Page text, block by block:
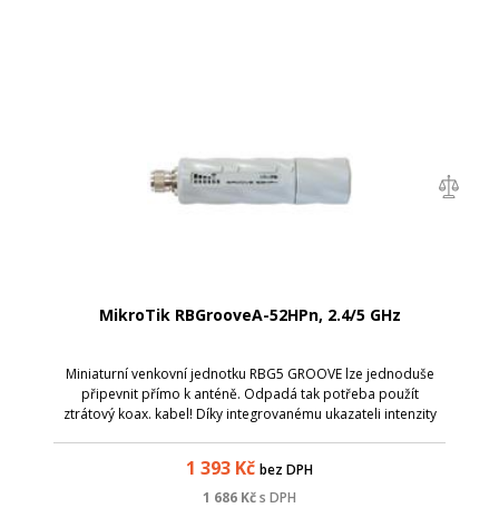
MikroTik RBGrooveA-52HPn, 2.4/5 GHz
Miniaturní venkovní jednotku RBG5 GROOVE lze jednoduše
připevnit přímo k anténě. Odpadá tak potřeba použít
ztrátový koax. kabel! Díky integrovanému ukazateli intenzity
1 393 Kč bez DPH
1 686 Kčs DPH